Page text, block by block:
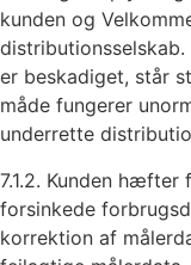
kunden og
er beskadiget, står
måde fungerer
underrette
7.1.2. Kunden
forsinkede
korrektion af